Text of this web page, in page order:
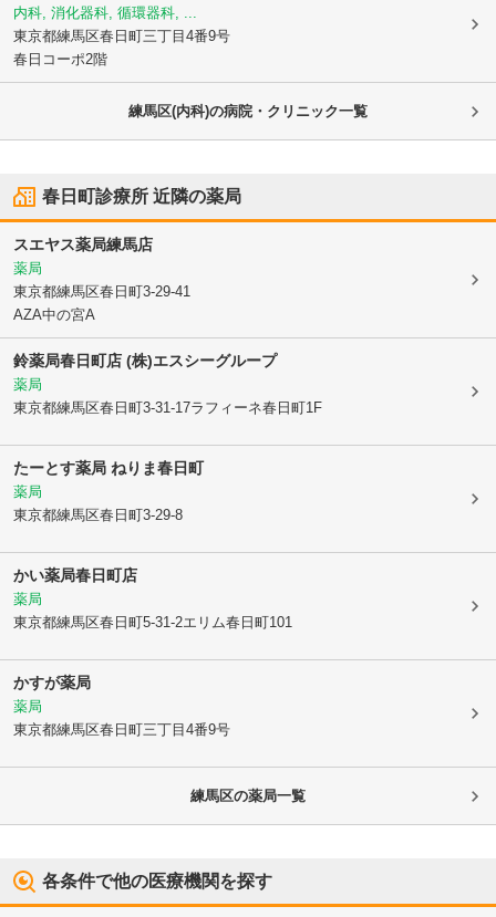
内科, 消化器科, 循環器科, ...
東京都練馬区春日町三丁目4番9号
春日コーポ2階
練馬区(内科)の病院・クリニック一覧
春日町診療所 近隣の薬局
スエヤス薬局練馬店
薬局
東京都練馬区春日町3-29-41
AZA中の宮A
鈴薬局春日町店 (株)エスシーグループ
薬局
東京都練馬区春日町3-31-17ラフィーネ春日町1F
たーとす薬局 ねりま春日町
薬局
東京都練馬区春日町3-29-8
かい薬局春日町店
薬局
東京都練馬区春日町5-31-2エリム春日町101
かすが薬局
薬局
東京都練馬区春日町三丁目4番9号
練馬区の薬局一覧
各条件で他の医療機関を探す